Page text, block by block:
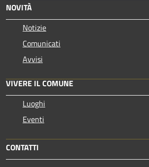
NOVITÀ
Notizie
Comunicati
Avvisi
VIVERE IL COMUNE
Luoghi
Eventi
CONTATTI